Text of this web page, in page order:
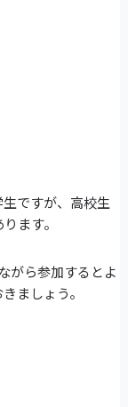
ですが、高校生
ます。
がら参加するとよ
ましょう。